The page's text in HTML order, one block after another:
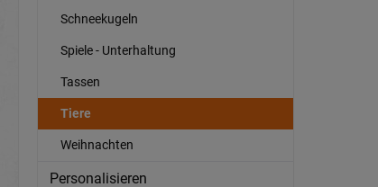
Schneekugeln
Spiele - Unterhaltung
Tassen
Tiere
Weihnachten
Personalisieren